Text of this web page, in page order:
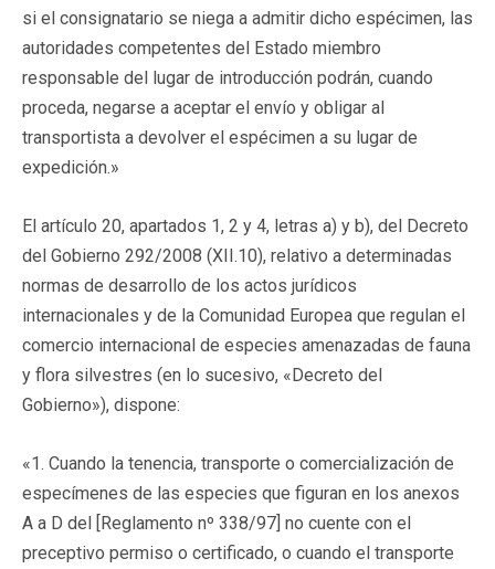
si el consignatario se niega a admitir dicho espécimen, las
autoridades competentes del Estado miembro
responsable del lugar de introducción podrán, cuando
proceda, negarse a aceptar el envío y obligar al
transportista a devolver el espécimen a su lugar de
expedición.»
El artículo 20, apartados 1, 2 y 4, letras a) y b), del Decreto
del Gobierno 292/2008 (XII.10), relativo a determinadas
normas de desarrollo de los actos jurídicos
internacionales y de la Comunidad Europea que regulan el
comercio internacional de especies amenazadas de fauna
y flora silvestres (en lo sucesivo, «Decreto del
Gobierno»), dispone:
«1. Cuando la tenencia, transporte o comercialización de
especímenes de las especies que figuran en los anexos
A a D del [Reglamento nº 338/97] no cuente con el
preceptivo permiso o certificado, o cuando el transporte